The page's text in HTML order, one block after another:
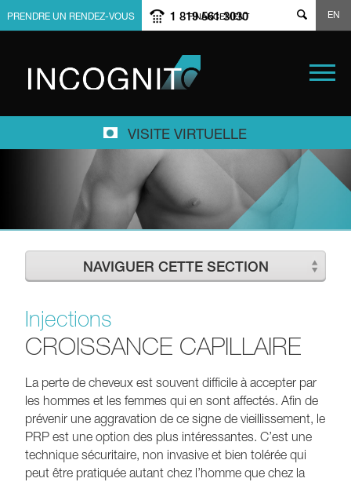
FINANCEMENT
PRENDRE UN RENDEZ-VOUS 1 819 561 3030 EN
VISITE VIRTUELLE
NAVIGUER CETTE SECTION
Injections
CROISSANCE CAPILLAIRE
La perte de cheveux est souvent difficile à accepter par
les hommes et les femmes qui en sont affectés. Afin de
prévenir une aggravation de ce signe de vieillissement, le
PRP est une option des plus intéressantes. C’est une
technique sécuritaire, non invasive et bien tolérée qui
peut être pratiquée autant chez l’homme que chez la